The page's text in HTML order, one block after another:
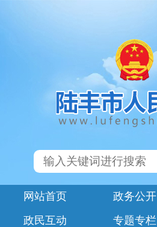
网站首页 政务公开
政民互动
专题专栏